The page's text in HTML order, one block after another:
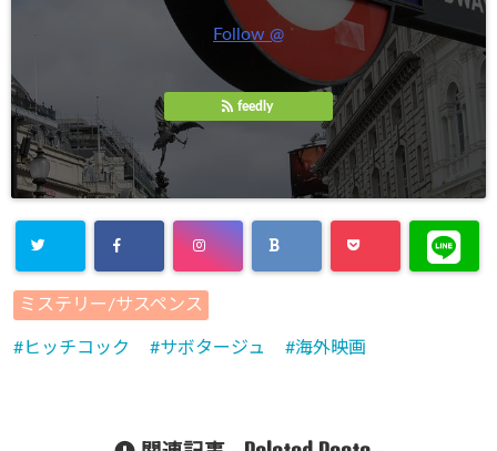
Follow @
feedly
ミステリー/サスペンス
ヒッチコック サボタージュ 海外映画